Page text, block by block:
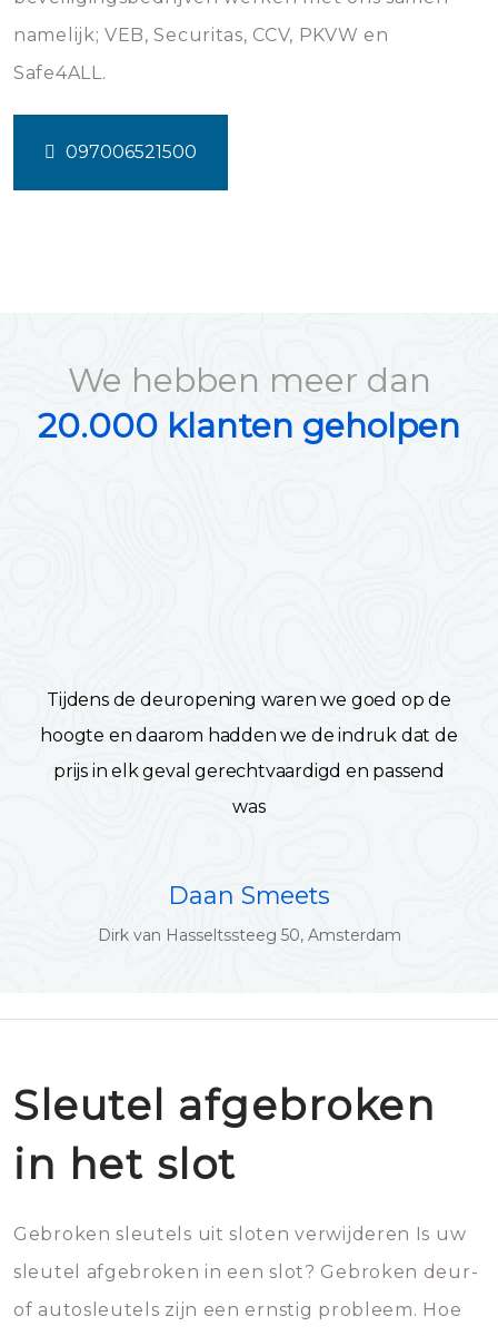
namelijk; VEB, Securitas, CCV, PKVW en
Safe4ALL.
097006521500
We hebben meer dan
20.000 klanten geholpen
Tijdens de deuropening waren we goed op de
hoogte en daarom hadden we de indruk dat de
prijs in elk geval gerechtvaardigd en passend
was
Daan Smeets
Dirk van Hasseltssteeg 50, Amsterdam
Sleutel afgebroken
in het slot
Gebroken sleutels uit sloten verwijderen Is uw
sleutel afgebroken in een slot? Gebroken deur-
of autosleutels zijn een ernstig probleem. Hoe